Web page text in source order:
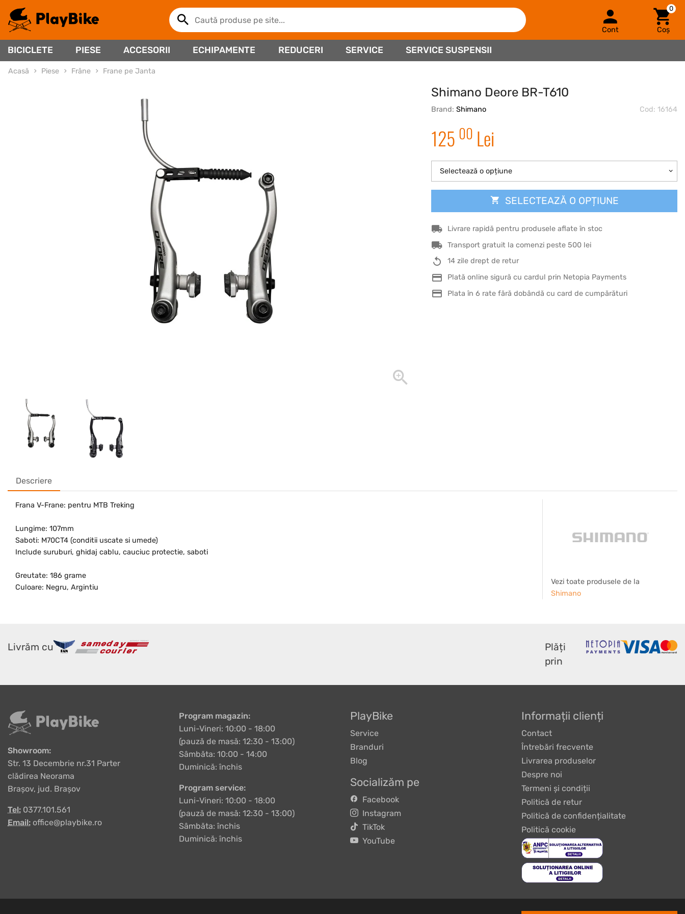
Cont Coș
0
BICICLETE PIESE ACCESORII ECHIPAMENTE REDUCERI SERVICE SERVICE SUSPENSII
Acasă Piese Frâne Frane pe Janta
Shimano Deore BR-T610
Brand:Shimano Cod: 16164
125 00 Lei
Selectează o opțiune
SELECTEAZĂ O OPȚIUNE
Livrare rapidă pentru produsele aflate în stoc
Transport gratuit la comenzi peste 500 lei
14 zile drept de retur
Plată online sigură cu cardul prin Netopia Payments
Plata în 6 rate fără dobândă cu card de cumpărături
Descriere
Frana V-Frane: pentru MTB Treking
Lungime: 107mm
Saboti: M70CT4 (conditii uscate si umede)
Include suruburi, ghidaj cablu, cauciuc protectie, saboti
Greutate: 186 grame
Culoare: Negru, Argintiu
Vezi toate produsele de la
Shimano
Livrăm cu
Plăți
prin
Showroom:
Str. 13 Decembrie nr.31 Parter
clădirea Neorama
Brașov, jud. Brașov
Tel: 0377.101.561
Email: office@playbike.ro
Program magazin:
Luni-Vineri: 10:00 - 18:00
(pauză de masă: 12:30 - 13:00)
Sâmbăta: 10:00 - 14:00
Duminică: închis
Program service:
Luni-Vineri: 10:00 - 18:00
(pauză de masă: 12:30 - 13:00)
Sâmbăta: închis
Duminică: închis
PlayBike
Service
Branduri
Blog
Socializăm pe
Facebook
Instagram
TikTok
YouTube
Informații clienți
Contact
Întrebări frecvente
Livrarea produselor
Despre noi
Termeni și condiții
Politică de retur
Politică de confidențialitate
Politică cookie